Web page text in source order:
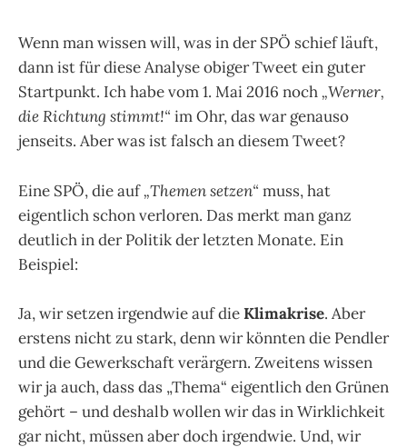
Wenn man wissen will, was in der SPÖ schief läuft,
dann ist für diese Analyse obiger Tweet ein guter
Startpunkt. Ich habe vom 1. Mai 2016 noch„Werner,
die Richtung stimmt!“ im Ohr, das war genauso
jenseits. Aber was ist falsch an diesem Tweet?
Eine SPÖ, die auf„Themen setzen“ muss, hat
eigentlich schon verloren. Das merkt man ganz
deutlich in der Politik der letzten Monate. Ein
Beispiel:
Ja, wir setzen irgendwie auf dieKlimakrise. Aber
erstens nicht zu stark, denn wir könnten die Pendler
und die Gewerkschaft verärgern. Zweitens wissen
wir ja auch, dass das „Thema“ eigentlich den Grünen
gehört – und deshalb wollen wir das in Wirklichkeit
gar nicht, müssen aber doch irgendwie. Und, wir